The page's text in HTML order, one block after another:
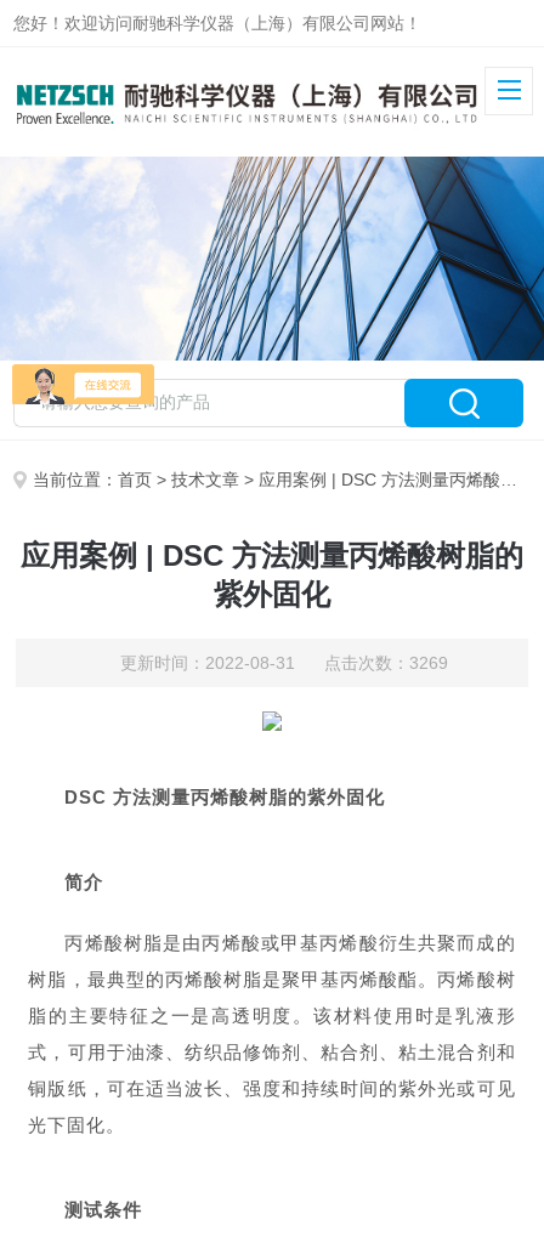
您好！欢迎访问耐驰科学仪器（上海）有限公司网站！
当前位置：首页 >技术文章 > 应用案例 | DSC 方法测量丙烯酸树脂的紫外固化
应用案例 | DSC 方法测量丙烯酸树脂的
紫外固化
更新时间：2022-08-31 点击次数：3269
DSC 方法测量丙烯酸树脂的紫外固化
简介
丙烯酸树脂是由丙烯酸或甲基丙烯酸衍生共聚而成的
树脂，最典型的丙烯酸树脂是聚甲基丙烯酸酯。丙烯酸树
脂的主要特征之一是高透明度。该材料使用时是乳液形
式，可用于油漆、纺织品修饰剂、粘合剂、粘土混合剂和
铜版纸，可在适当波长、强度和持续时间的紫外光或可见
光下固化。
测试条件